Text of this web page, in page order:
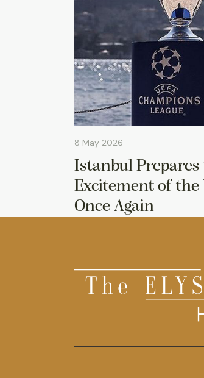
8 May 2026
Istanbul
Excitement of the
Once Again